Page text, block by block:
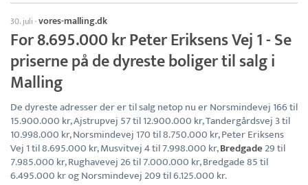
30. juli ·vores-malling.dk
For 8.695.000 kr Peter Eriksens Vej 1 - Se
priserne på de dyreste boliger til salg i
Malling
De dyreste adresser der er til salg netop nu er Norsmindevej 166 til
15.900.000 kr, Ajstrupvej 57 til 12.900.000 kr, Tandergårdsvej 3 til
10.998.000 kr, Norsmindevej 170 til 8.750.000 kr, Peter Eriksens
Vej 1 til 8.695.000 kr, Musvitvej 4 til 7.998.000 kr,Bredgade29 til
7.985.000 kr, Rughavevej 26 til 7.000.000 kr, Bredgade 85 til
6.495.000 kr og Norsmindevej 209 til 6.125.000 kr.